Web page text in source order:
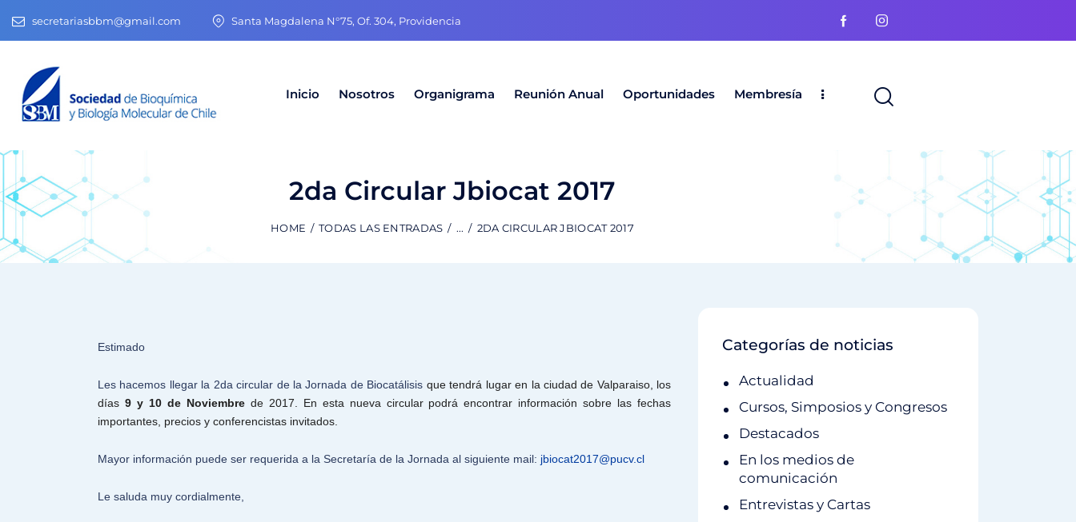
secretariasbbm@gmail.com Santa Magdalena N°75, Of. 304, Providencia
Inicio Nosotros Organigrama Reunión Anual Oportunidades Membresía
2da Circular Jbiocat 2017
HOME TODAS LAS ENTRADAS ... 2DA CIRCULAR JBIOCAT 2017
Estimado
Les hacemos llegar la 2da circular de la Jornada de Biocatálisis que tendrá lugar en la ciudad de Valparaiso, los
días 9 y 10 de Noviembrede 2017. En esta nueva circular podrá encontrar información sobre las fechas
importantes, precios y conferencistas invitados.
Mayor información puede ser requerida a la Secretaría de la Jornada al siguiente mail: jbiocat2017@pucv.cl
Le saluda muy cordialmente,
Categorías de noticias
Actualidad
Cursos, Simposios y Congresos
Destacados
En los medios de
comunicación
Entrevistas y Cartas